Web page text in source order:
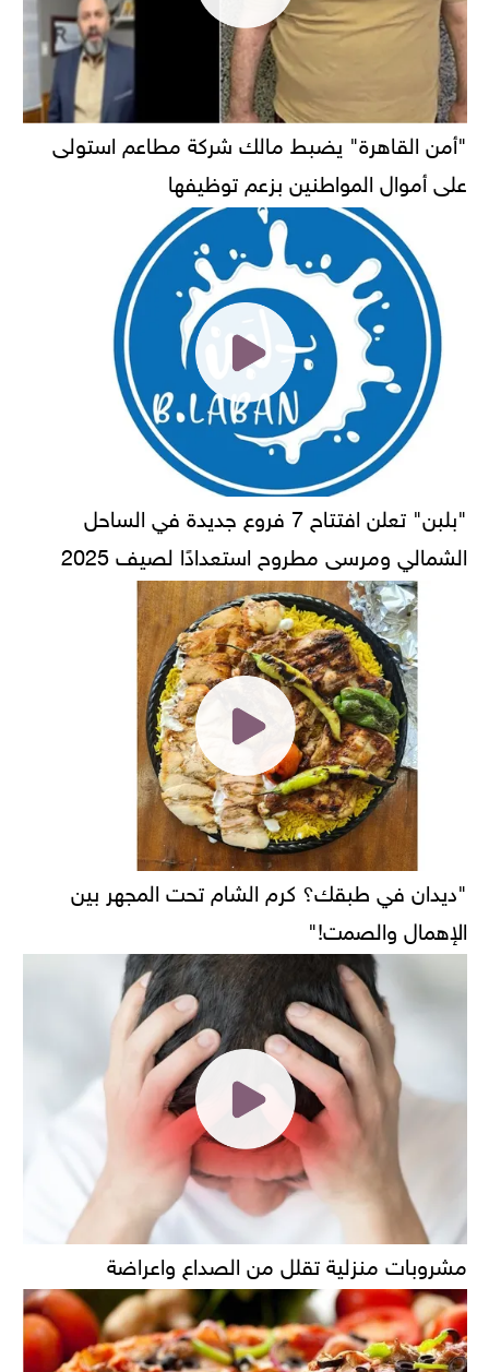
"أمن القاهرة" يضبط مالك شركة مطاعم استولى
على أموال المواطنين بزعم توظيفها
"بلبن" تعلن افتتاح 7 فروع جديدة في الساحل
الشمالي ومرسى مطروح استعدادًا لصيف 2025
"ديدان في طبقك؟ كرم الشام تحت المجهر بين
الإهمال والصمت!"
مشروبات منزلية تقلل من الصداع واعراضة